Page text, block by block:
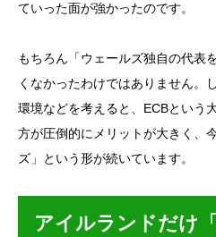
ていった面が強かったのです。
もちろん「ウェールズ独自の代表
くなかったわけではありません。
環境などを考えると、ECBという
方が圧倒的にメリットが大きく、
ズ」という形が続いています。
アイルランドだけ